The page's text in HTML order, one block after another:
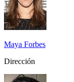
Maya Forbes
Dirección